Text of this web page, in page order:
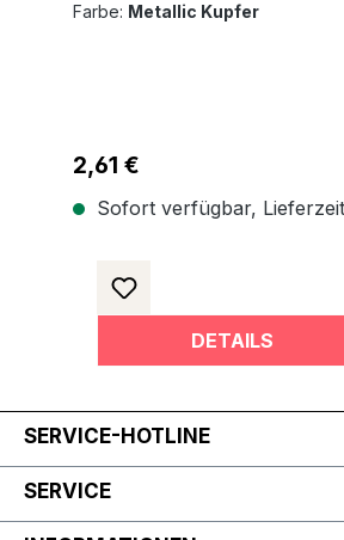
Farbe: Metallic Kupfer
Regulärer Preis:
2,61 €
Sofort verfügbar,
DETAILS
SERVICE-HOTLINE
SERVICE